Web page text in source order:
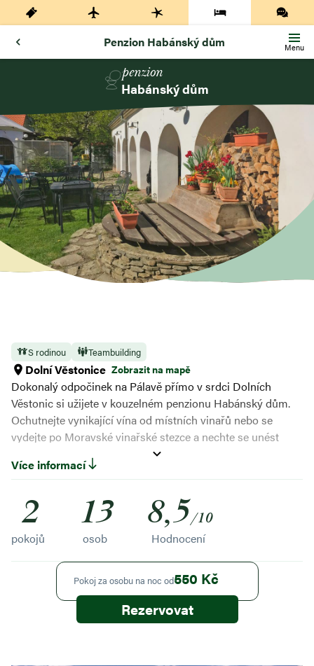
Penzion Habánský dům Menu
penzion
Habánský dům
S rodinou Teambuilding
Dolní Věstonice Zobrazit na mapě
Dokonalý odpočinek na Pálavě přímo v srdci Dolních
Věstonic si užijete v kouzelném penzionu Habánský dům.
Ochutnejte vynikající vína od místních vinařů nebo se
vydejte po Moravské vinařské stezce a nechte se unést
krásami jižní Moravy. Z Habánského domu to nikdy nemáte
daleko ke skvělým zážitkům.
Více informací
2
pokojů
13
osob
8,5/10
Hodnocení
Pokoj za osobu na noc od550 Kč
Rezervovat